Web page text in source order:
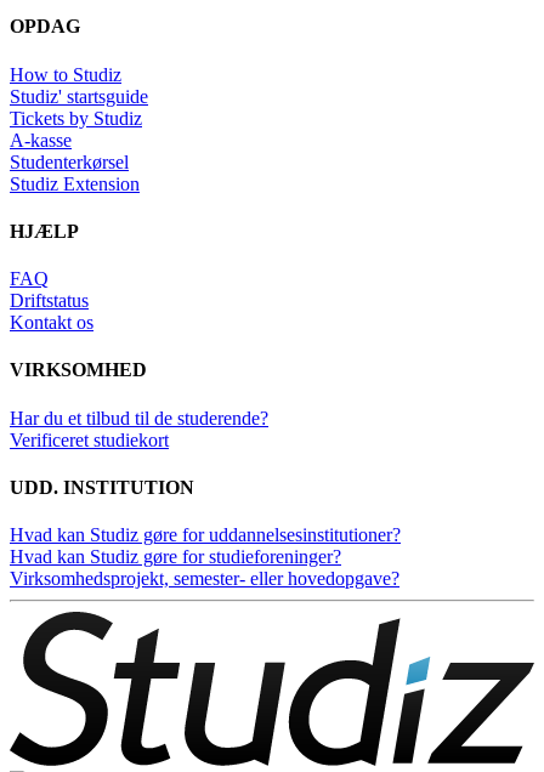
OPDAG
How to Studiz
Studiz' startsguide
Tickets by Studiz
A-kasse
Studenterkørsel
Studiz Extension
HJÆLP
FAQ
Driftstatus
Kontakt os
VIRKSOMHED
Har du et tilbud til de studerende?
Verificeret studiekort
UDD. INSTITUTION
Hvad kan Studiz gøre for uddannelsesinstitutioner?
Hvad kan Studiz gøre for studieforeninger?
Virksomhedsprojekt, semester- eller hovedopgave?